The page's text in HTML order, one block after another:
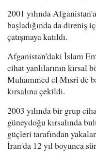
2001 yılında
başladığında da direniş
çatışmaya katıldı.
Afganistan'daki İslam
cihat yanlılarının kırsal
Muhammed el Mısri de
kırsalına çekildi.
2003 yılında bir grup
güneydoğu kırsalında
güçleri tarafından
İran'da 12 yıl boyunca